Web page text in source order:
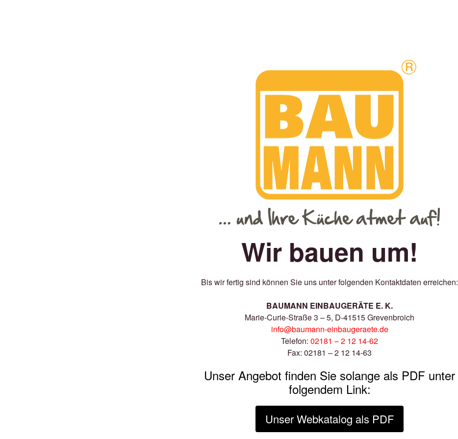
Wir bauen um!
Bis wir fertig sind können Sie uns unter folgenden Kontaktdaten erreichen:
BAUMANN EINBAUGERÄTE E. K.
Marie-Curie-Straße 3 – 5, D-41515 Grevenbroich
info@baumann-einbaugeraete.de
Telefon: 02181 – 2 12 14-62
Fax: 02181 – 2 12 14-63
Unser Angebot finden Sie solange als PDF unter
folgendem Link:
Unser Webkatalog als PDF